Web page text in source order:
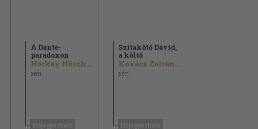
A Dante-
paradoxon
Horkay Hörcher Ferenc
2011
Szitakötő Dávid,
a költő
Kovács Zoltán Vilmos
2011